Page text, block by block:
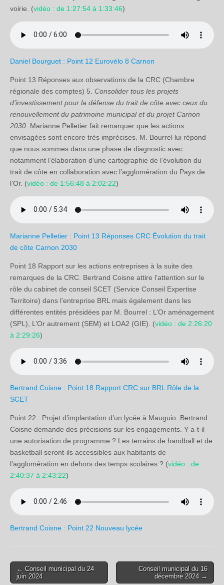
voirie. (vidéo : de 1:27:54 à 1:33:46)
Daniel Bourguet : Point 12 Eurovélo 8 Carnon
Point 13 Réponses aux observations de la CRC (Chambre
régionale des comptes) 5. Consolider tous les projets
d’investissement pour la défense du trait de côte avec ceux du
renouvellement du patrimoine municipal et du projet Carnon
2030 . Marianne Pelletier fait remarquer que les actions
envisagées sont encore très imprécises. M. Bourrel lui répond
que nous sommes dans une phase de diagnostic avec
notamment l’élaboration d’une cartographie de l’évolution du
trait de côte en collaboration avec l’agglomération du Pays de
l’Or. (vidéo : de 1:56:48 à 2:02:22)
Marianne Pelletier : Point 13 Réponses CRC Évolution du trait
de côte Carnon 2030
Point 18 Rapport sur les actions entreprises à la suite des
remarques de la CRC. Bertrand Coisne attire l’attention sur le
rôle du cabinet de conseil SCET (Service Conseil Expertise
Territoire) dans l’entreprise BRL mais également dans les
différentes entités présidées par M. Bourrel : L’Or aménagement
(SPL), L’Or autrement (SEM) et LOA2 (GIE). (vidéo : de 2:26:20
à 2:29:26)
Bertrand Coisne : Point 18 Rapport CRC sur BRL Rôle de la
SCET
Point 22 : Projet d’implantation d’un lycée à Mauguio. Bertrand
Coisne demande des précisions sur les engagements. Y a-t-il
une autorisation de programme ? Les terrains de handball et de
basketball seront-ils accessibles aux habitants de
l’agglomération en dehors des temps scolaires ? (vidéo : de
2:40:37 à 2:43:22)
Bertrand Coisne : Point 22 Nouveau lycée
Post navigation
← Conseil municipal du 24
juin 2024
Conseil municipal du 16
décembre 2024 →